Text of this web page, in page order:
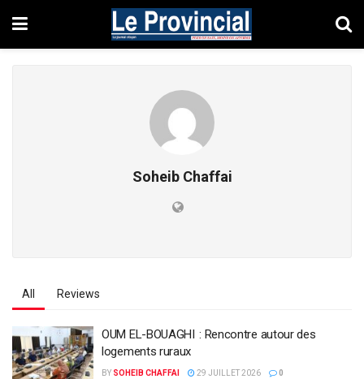
Soheib Chaffai
All Reviews
OUM EL-BOUAGHI : Rencontre autour des
logements ruraux
BY SOHEIB CHAFFAI 29 JUILLET 2026 0